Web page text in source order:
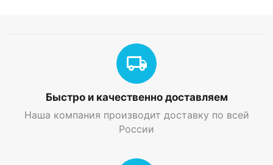
Быстро и качественно доставляем
Наша компания производит доставку по всей
России